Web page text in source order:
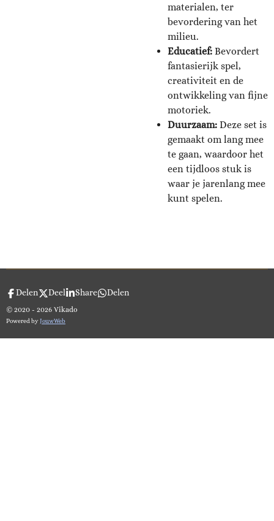
materialen, ter
bevordering van het
milieu.
Educatief: Bevordert
fantasierijk spel,
creativiteit en de
ontwikkeling van fijne
motoriek.
Duurzaam: Deze set is
gemaakt om lang mee
te gaan, waardoor het
een tijdloos stuk is
waar je jarenlang mee
kunt spelen.
Delen Deel Share Delen
© 2020 - 2026 Vikado
Powered byJouwWeb